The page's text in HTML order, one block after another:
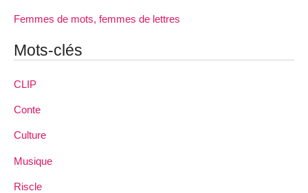
Femmes de mots, femmes de lettres
Mots-clés
CLIP
Conte
Culture
Musique
Riscle